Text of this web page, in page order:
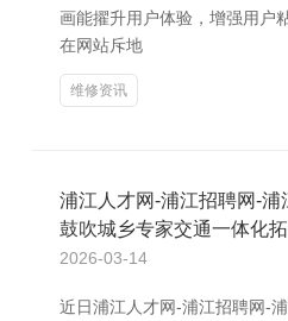
画能擢升用户体验，增强用户
在网站斥地
维修资讯
浦江人才网-浦江招聘网-
鼓吹城乡专家交通一体化
2026-03-14
近日浦江人才网-浦江招聘网-